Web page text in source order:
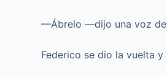
—Ábrelo —dijo una voz
Federico se dio la vuelta